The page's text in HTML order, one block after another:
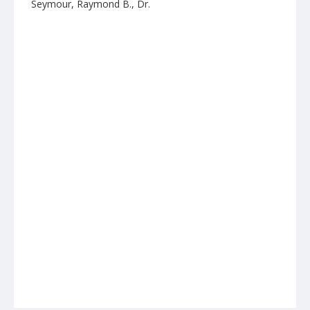
Seymour, Raymond B., Dr.